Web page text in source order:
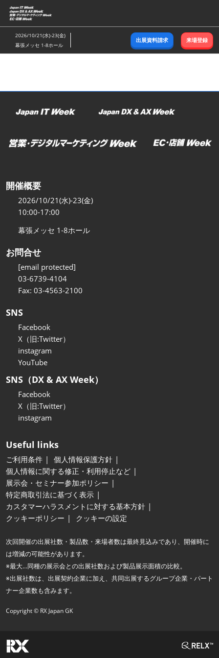
ス
キ
ッ
し
む
2026/10/21(水)-23(金)
幕張メッセ 1-8ホール
出展資料請求 来場登録
開催概要
2026/10/21(水)-23(金)
10:00-17:00
幕張メッセ 1-8ホール
お問合せ
[email protected]
03-6739-4104
Fax: 03-4563-2100
SNS
Facebook
X（旧:Twitter）
instagram
YouTube
SNS（DX & AX Week）
Facebook
X（旧:Twitter）
instagram
Useful links
ご利用条件
個人情報保護方針
個人情報に関する修正・利用停止など
展示会・セミナー参加ポリシー
特定商取引法に基づく表示
カスタマーハラスメントに対する基本方針
クッキーポリシー
クッキーの設定
次回開催の出展社数・製品数・来場者数は最終見込みであり、開催時に
は増減の可能性があります。
※最大…同種の展示会との出展社数および製品展示面積の比較。
※出展社数は、出展契約企業に加え、共同出展するグループ企業・パート
ナー企業数も含みます。
Copyright © RX Japan GK